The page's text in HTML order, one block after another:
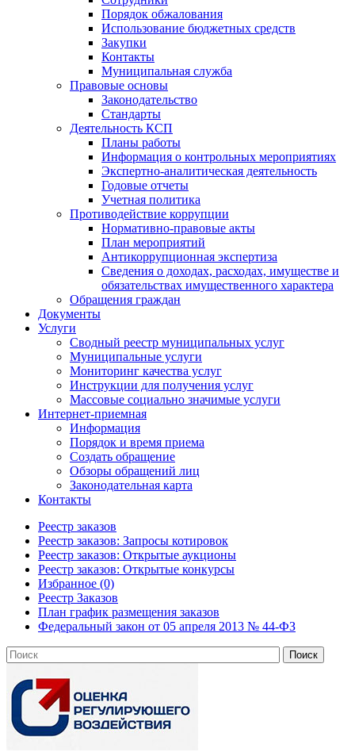
Порядок обжалования
Использование бюджетных средств
Закупки
Контакты
Муниципальная служба
Правовые основы
Законодательство
Стандарты
Деятельность КСП
Планы работы
Информация о контрольных мероприятиях
Экспертно-аналитическая деятельность
Годовые отчеты
Учетная политика
Противодействие коррупции
Нормативно-правовые акты
План мероприятий
Антикоррупционная экспертиза
Сведения о доходах, расходах, имуществе и
обязательствах имущественного характера
Обращения граждан
Документы
Услуги
Сводный реестр муниципальных услуг
Муниципальные услуги
Мониторинг качества услуг
Инструкции для получения услуг
Массовые социально значимые услуги
Интернет-приемная
Информация
Порядок и время приема
Создать обращение
Обзоры обращений лиц
Законодательная карта
Контакты
Реестр заказов
Реестр заказов: Запросы котировок
Реестр заказов: Открытые аукционы
Реестр заказов: Открытые конкурсы
Избранное (0)
Реестр Заказов
План график размещения заказов
Федеральный закон от 05 апреля 2013 № 44-ФЗ